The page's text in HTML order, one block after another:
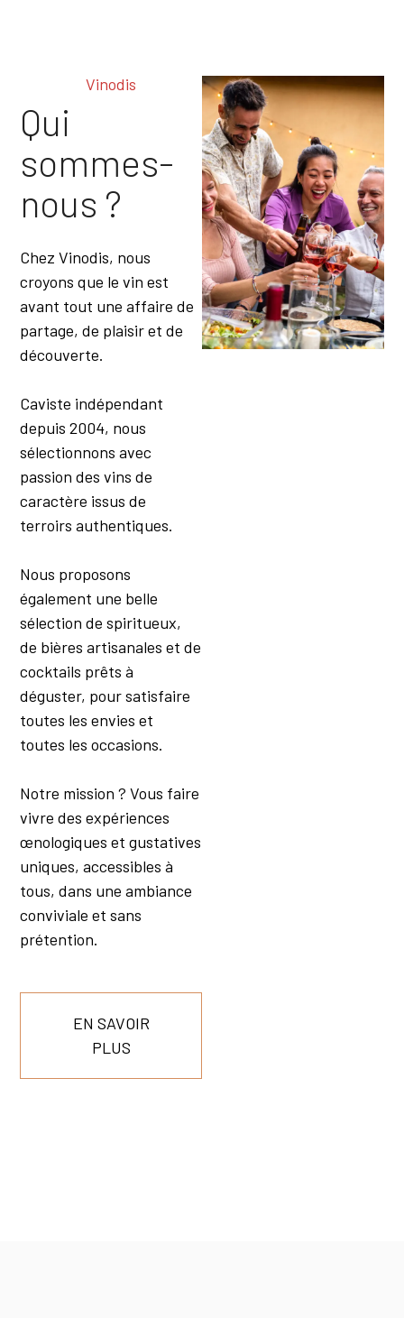
Pâtes
Pâtisseries
Pizzas
Plat Mijoté
Plats À Base De
Truffes
Plats Épicés
Plats Froids
Plats Sucré Salé
Poissons
Poissons En Sauce
Porc
Potirons
Risotto
Salades
Vinodis
Qui
sommes-
nous ?
Chez Vinodis, nous
croyons que le vin est
avant tout une affaire de
partage, de plaisir et de
découverte.
Caviste indépendant
depuis 2004, nous
sélectionnons avec
passion des vins de
caractère issus de
terroirs authentiques.
Nous proposons
également une belle
sélection de spiritueux,
de bières artisanales et de
cocktails prêts à
déguster, pour satisfaire
toutes les envies et
toutes les occasions.
Notre mission ? Vous faire
vivre des expériences
œnologiques et gustatives
uniques, accessibles à
tous, dans une ambiance
conviviale et sans
prétention.
EN SAVOIR
PLUS